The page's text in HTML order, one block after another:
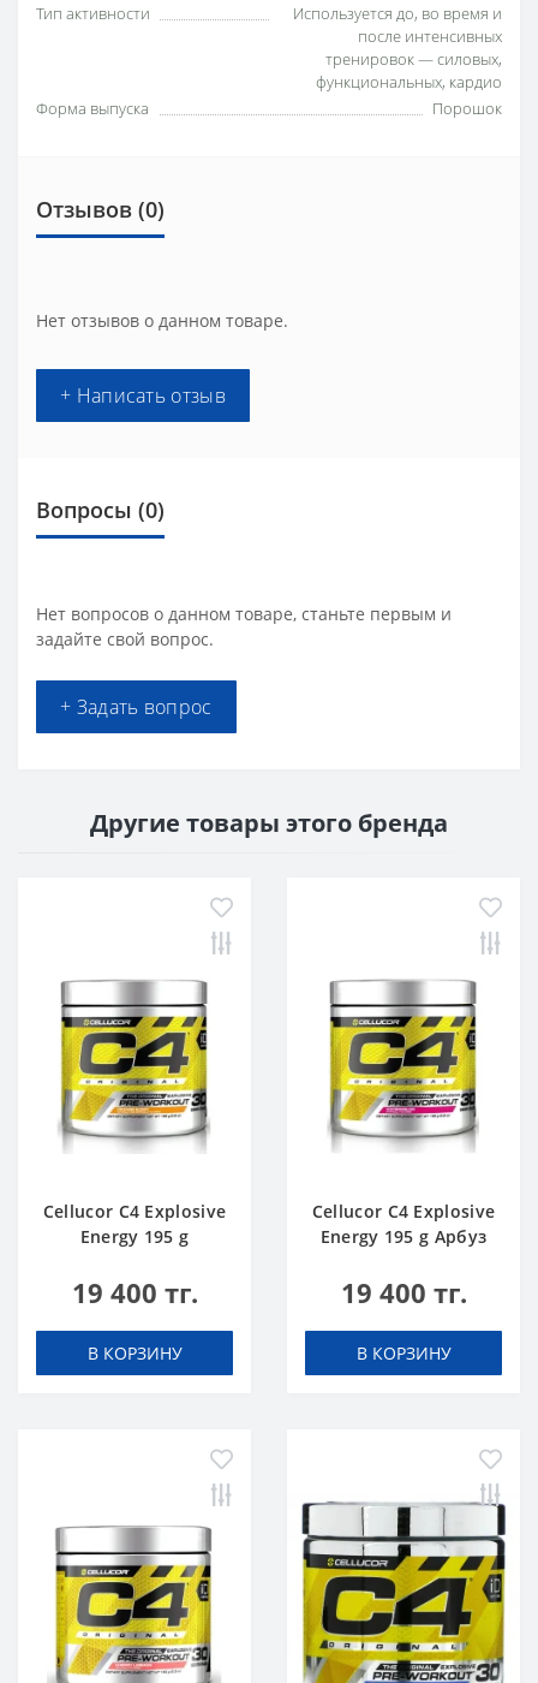
Тип активности
Используется до, во время и
после интенсивных
тренировок — силовых,
функциональных, кардио
Форма выпуска
Порошок
Отзывов (0)
Нет отзывов о данном товаре.
+ Написать отзыв
Вопросы (0)
Нет вопросов о данном товаре, станьте первым и
задайте свой вопрос.
+ Задать вопрос
Другие товары этого бренда
Cellucor C4 Explosive
Energy 195 g
19 400 тг.
В КОРЗИНУ
Cellucor C4 Explosive
Energy 195 g Арбуз
19 400 тг.
В КОРЗИНУ